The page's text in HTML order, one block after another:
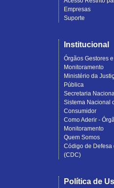
Empresas
Suporte
Institucional
Órgãos Gestores
Monitoramento
Ministério da
Pública
Secretaria
Sistema Nacional
Consumidor
Como Aderir -
Monitoramento
Quem Somos
Código de Defesa
(CDC)
Política de